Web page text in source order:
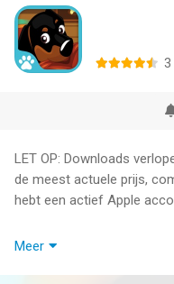
3
LET OP: Downloads
de meest actuele prijs,
hebt een actief Apple
Mijn Lieve Hond
Meer